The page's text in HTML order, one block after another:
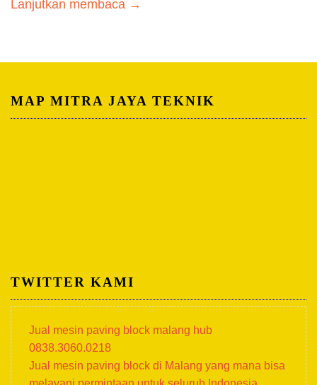
Lanjutkan membaca →
MAP MITRA JAYA TEKNIK
TWITTER KAMI
Jual mesin paving block malang hub
0838.3060.0218
Jual mesin paving block di Malang yang mana bisa